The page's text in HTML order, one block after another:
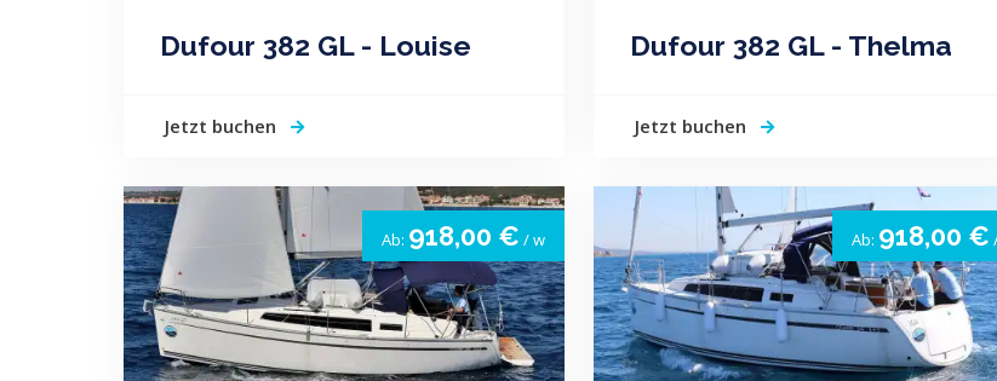
Dufour 382 GL - Louise
Jetzt buchen
Dufour 382 GL - Thelma
Jetzt buchen
Ab: 918,00 € / w Ab: 918,00 €